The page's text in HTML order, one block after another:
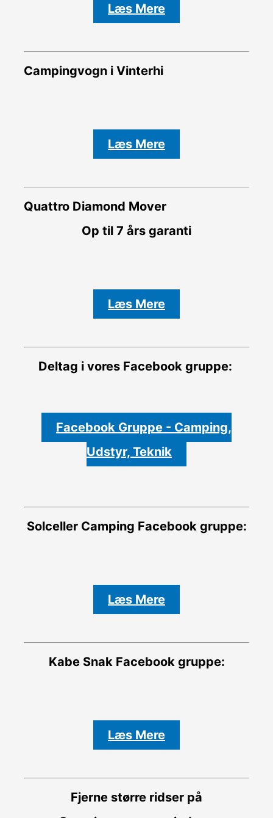
Læs Mere
Campingvogn i Vinterhi
Læs Mere
Quattro Diamond Mover
Op til 7 års garanti
Læs Mere
Deltag i vores Facebook gruppe:
Facebook Gruppe - Camping,
Udstyr, Teknik
Solceller Camping Facebook gruppe:
Læs Mere
Kabe SnakFacebook gruppe:
Læs Mere
Fjerne større ridser på